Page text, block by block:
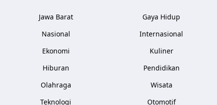
Jawa Barat
Nasional
Ekonomi
Hiburan
Olahraga
Teknologi
Gaya Hidup
Internasional
Kuliner
Pendidikan
Wisata
Otomotif